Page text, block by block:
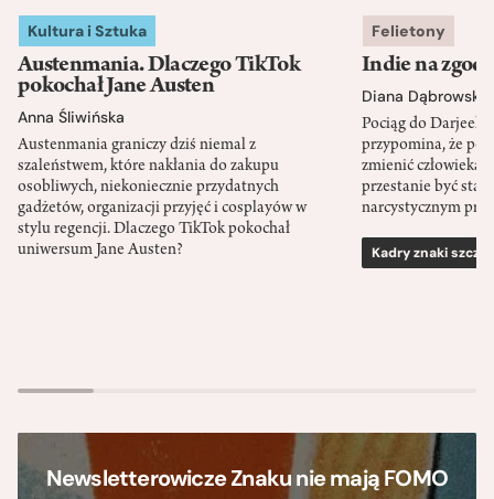
Kultura i Sztuka
Austenmania. Dlaczego TikTok
pokochał Jane Austen
Anna Śliwińska
Austenmania graniczy dziś niemal z
szaleństwem, które nakłania do zakupu
osobliwych, niekoniecznie przydatnych
gadżetów, organizacji przyjęć i cosplayów w
stylu regencji. Dlaczego TikTok pokochał
uniwersum Jane Austen?
Felietony
Indie na
Diana Dąbrowska
Pociąg do
przypomina, że
zmienić człowieka
przestanie być
narcystycznym
Kadry znaki
Newsletterowicze Znaku nie mają FOMO